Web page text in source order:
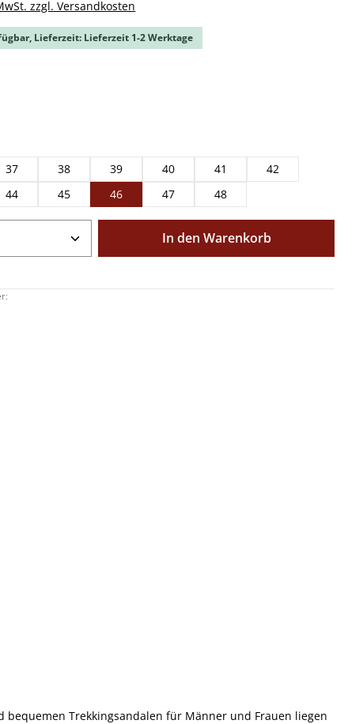
zzgl. Versandkosten
Lieferzeit: Lieferzeit 1-2 Werktage
37 38 39 40 41
42
44 45 46 47 48
Anzahl: Gib den gewünschten Wert
In den Warenkorb
Trekkingsandalen für Männer und Frauen liegen